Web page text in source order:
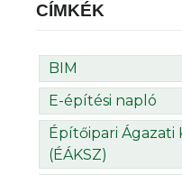
CÍMKÉK
BIM
E-építési napló
Építőipari Ágazati
(ÉÁKSZ)